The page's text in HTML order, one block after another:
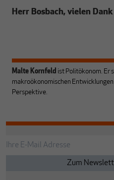
Herr Bosbach, vielen
Malte Kornfeld ist Politökonom. Er
makroökonomischen
Perspektive.